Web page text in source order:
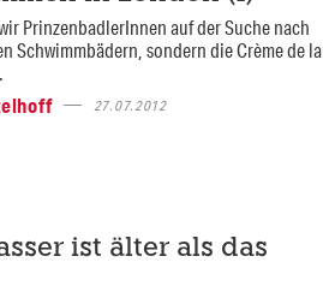
PrinzenbadlerInnen auf der Suche nach
Schwimmbädern, sondern die Crème de la
27.07.2012
ist älter als das